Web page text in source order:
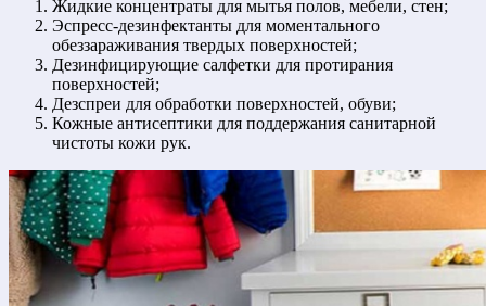
Жидкие концентраты для мытья полов, мебели, стен;
Эспресс-дезинфектанты для моментального
обеззараживания твердых поверхностей;
Дезинфицирующие салфетки для протирания
поверхностей;
Дезспреи для обработки поверхностей, обуви;
Кожные антисептики для поддержания санитарной
чистоты кожи рук.